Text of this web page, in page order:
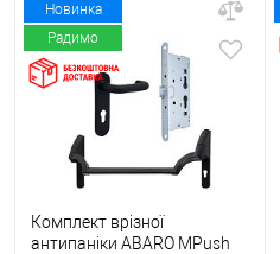
Новинка
Радимо
Комплект врізної
антипаніки ABARO МPush